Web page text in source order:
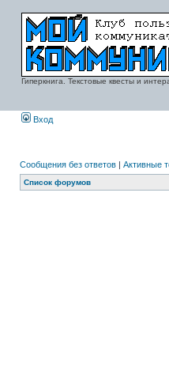
Гиперкнига. Текстовые квесты и
Вход
Сообщения без ответов | Активные
Список форумов